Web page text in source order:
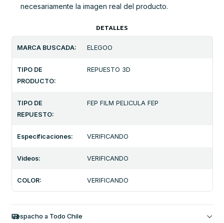
necesariamente la imagen real del producto.
DETALLES
MARCA BUSCADA: ELEGOO
TIPO DE
PRODUCTO:
REPUESTO 3D
TIPO DE
REPUESTO:
FEP FILM PELICULA FEP
Especificaciones: VERIFICANDO
Videos: VERIFICANDO
COLOR: VERIFICANDO
Despacho a Todo Chile